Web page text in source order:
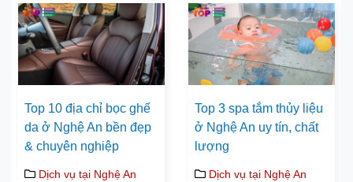
Top 10 địa chỉ bọc ghế
da ở Nghệ An bền đẹp
& chuyên nghiệp
Dịch vụ tại Nghệ An
Top 3 spa tắm thủy liệu
ở Nghệ An uy tín, chất
lượng
Dịch vụ tại Nghệ An